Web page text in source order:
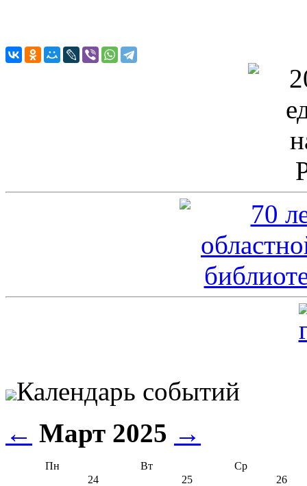
Календарь событий
← Март 2025 →
Пн Вт
Ср
24
25
26